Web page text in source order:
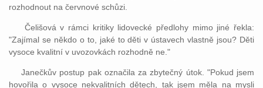
rozhodnout na červnové schůzi.
Čelišová v rámci kritiky lidovecké předlohy mimo jiné řekla:
"Zajímal se někdo o to, jaké to děti v ústavech vlastně jsou? Děti
vysoce kvalitní v uvozovkách rozhodně ne."
Janečkův postup pak označila za zbytečný útok. "Pokud jsem
hovořila o vysoce nekvalitních dětech, tak jsem měla na mysli